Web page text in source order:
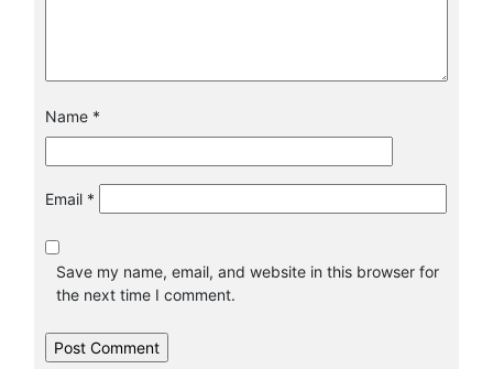
Name *
Email *
Save my name, email, and website in this browser for
the next time I comment.